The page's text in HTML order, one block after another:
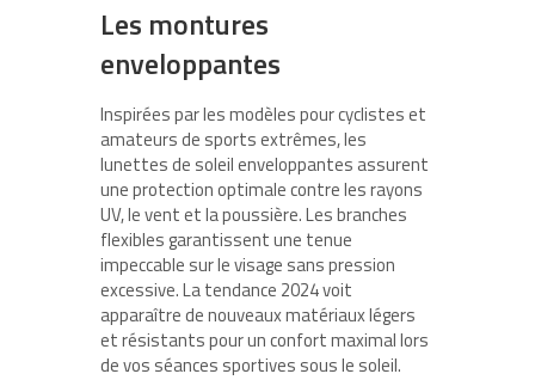
Les montures
enveloppantes
Inspirées par les modèles pour cyclistes et
amateurs de sports extrêmes, les
lunettes de soleil enveloppantes assurent
une protection optimale contre les rayons
UV, le vent et la poussière. Les branches
flexibles garantissent une tenue
impeccable sur le visage sans pression
excessive. La tendance 2024 voit
apparaître de nouveaux matériaux légers
et résistants pour un confort maximal lors
de vos séances sportives sous le soleil.